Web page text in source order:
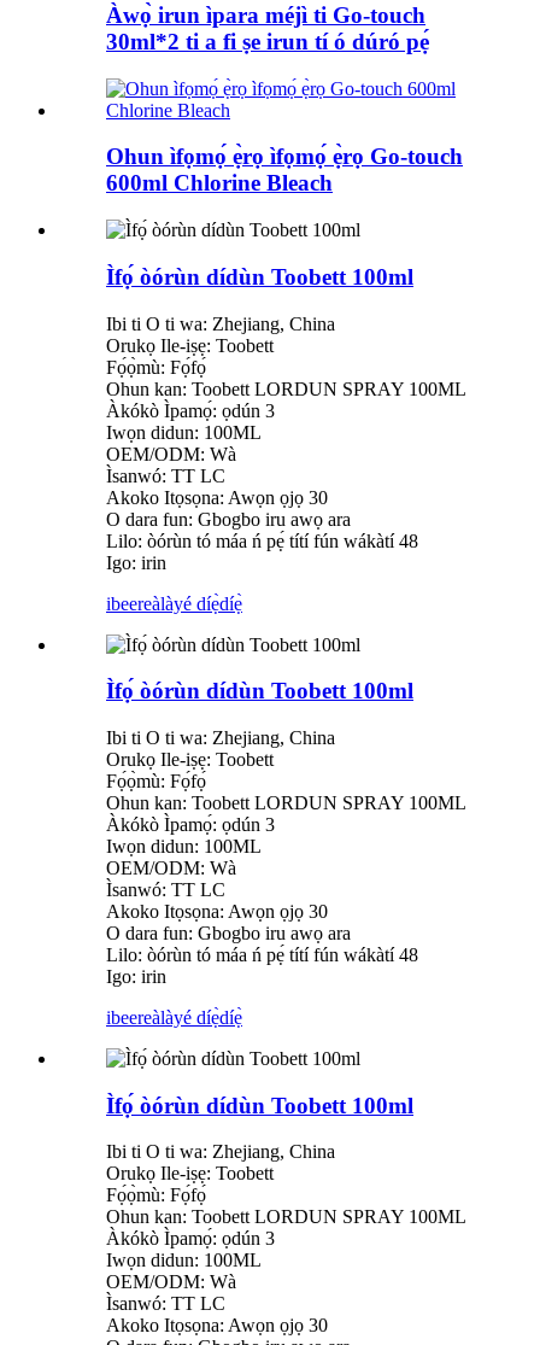
Àwọ̀ irun ìpara méjì ti Go-touch
30ml*2 ti a fi ṣe irun tí ó dúró pẹ́
Ohun ìfọmọ́ ẹ̀rọ ìfọmọ́ ẹ̀rọ Go-touch
600ml Chlorine Bleach
Ìfọ́ òórùn dídùn Toobett 100ml
Ibi ti O ti wa: Zhejiang, China
Orukọ Ile-iṣẹ: Toobett
Fọ́ọ̀mù: Fọ́fọ́
Ohun kan: Toobett LORDUN SPRAY 100ML
Àkókò Ìpamọ́: ọdún 3
Iwọn didun: 100ML
OEM/ODM: Wà
Ìsanwó: TT LC
Akoko Itọsọna: Awọn ọjọ 30
O dara fun: Gbogbo iru awọ ara
Lilo: òórùn tó máa ń pẹ́ títí fún wákàtí 48
Igo: irin
ibeereàlàyé díẹ̀díẹ̀
Ìfọ́ òórùn dídùn Toobett 100ml
Ibi ti O ti wa: Zhejiang, China
Orukọ Ile-iṣẹ: Toobett
Fọ́ọ̀mù: Fọ́fọ́
Ohun kan: Toobett LORDUN SPRAY 100ML
Àkókò Ìpamọ́: ọdún 3
Iwọn didun: 100ML
OEM/ODM: Wà
Ìsanwó: TT LC
Akoko Itọsọna: Awọn ọjọ 30
O dara fun: Gbogbo iru awọ ara
Lilo: òórùn tó máa ń pẹ́ títí fún wákàtí 48
Igo: irin
ibeereàlàyé díẹ̀díẹ̀
Ìfọ́ òórùn dídùn Toobett 100ml
Ibi ti O ti wa: Zhejiang, China
Orukọ Ile-iṣẹ: Toobett
Fọ́ọ̀mù: Fọ́fọ́
Ohun kan: Toobett LORDUN SPRAY 100ML
Àkókò Ìpamọ́: ọdún 3
Iwọn didun: 100ML
OEM/ODM: Wà
Ìsanwó: TT LC
Akoko Itọsọna: Awọn ọjọ 30